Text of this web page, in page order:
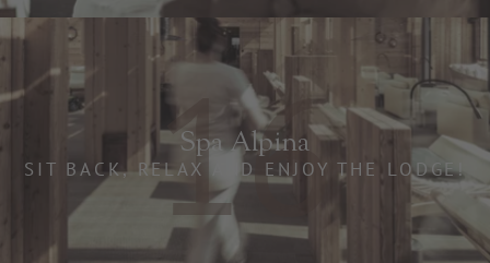
16
Spa Alpina
SIT BACK, RELAX AND ENJOY THE LODGE!